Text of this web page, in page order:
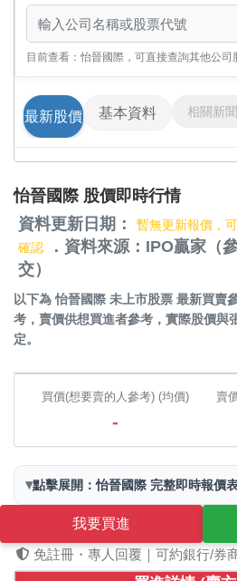
目前查看：怡晉國際，可直接查詢其他公司
最新股價 基本資料 相關新聞
怡晉國際 股價即時行情
資料更新日期：
暫無更新報價，
確認
．資料來源：IPO贏家（
交）
以下為怡晉國際 未上市股票 最新買賣
考，賣價供想買進者參考，實際股價與
定。
買價(想要賣的人參考) (均價)
-
賣
▾點擊展開：怡晉國際 完整即時報價
我要買進
免註冊・專人回覆｜可約銀行/券